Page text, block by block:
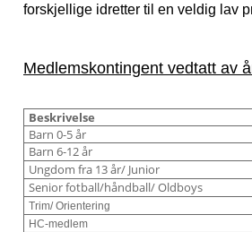
forskjellige idretter til en veldig lav
Medlemskontingent vedtatt av
Beskrivelse
Barn 0-5 år
Barn 6-12 år
Ungdom fra 13 år/ Junior
Senior fotball/håndball/ Oldboys
Trim/ Orientering
HC-medlem